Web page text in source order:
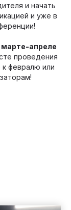
и начать
и уже в
марте-апреле
проведения
февралю или